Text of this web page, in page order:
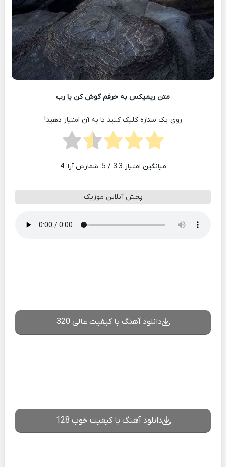
متن ریمیکس به حرفم گوش کن یا رب
روی یک ستاره کلیک کنید تا به آن امتیاز دهید!
میانگین امتیاز 3.3 / 5. شمارش آرا: 4
پخش آنلاین موزیک
دانلود آهنگ با کیفیت عالی 320
دانلود آهنگ با کیفیت خوب 128